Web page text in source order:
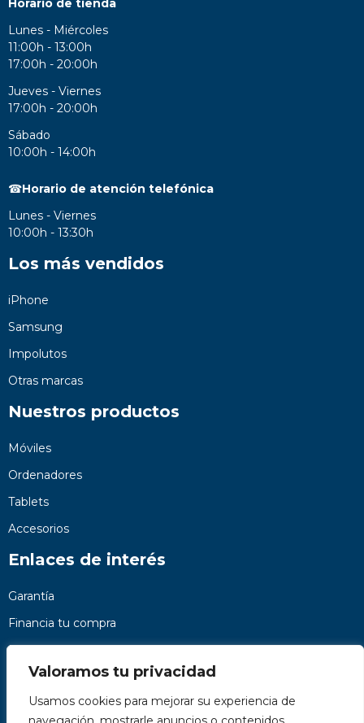
Valoramos tu privacidad
Usamos cookies para mejorar su experiencia de
Horario de tienda
Lunes - Miércoles
11:00h - 13:00h
17:00h - 20:00h
Jueves - Viernes
17:00h - 20:00h
Sábado
10:00h - 14:00h
☎Horario de atención telefónica
Lunes - Viernes
10:00h - 13:30h
Los más vendidos
iPhone
Samsung
Impolutos
Otras marcas
Nuestros productos
Móviles
Ordenadores
Tablets
Accesorios
Enlaces de interés
Garantía
Financia tu compra
Preguntas frecuentes
Nosotros
Contacto